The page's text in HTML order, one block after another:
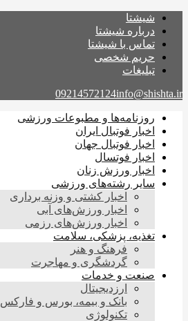
شیشتا
درباره شیشتا
تماس با شیشتا
حریم شخصی
تبلیغات
09214572124info@shishta.ir
روزنامه‌ها و مطبوعات ورزشی
اخبار فوتبال ایران
اخبار فوتبال جهان
اخبار فوتسال
اخبار ورزش زنان
سایر رشته‌های ورزشی
اخبار کشتی و وزنه برداری
اخبار ورزش‌های آبی
اخبار ورزش‌های رزمی
تغذیه، پزشکی، سلامت
فرهنگ و هنر
گردشگری و مهاجرت
صنعت و خدمات
ارزدیجیتال
بانک و بیمه، بورس و فارکس
تکنولوژی